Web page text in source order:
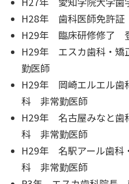
H28年 歯科医師免許
H29年 臨床研修修了
H29年 エスカ歯科・
勤医師
H29年 岡崎エルエル歯
科 非常勤医師
H29年 名古屋みなと歯
科 非常勤医師
H29年 名駅アール歯科
科 非常勤医師